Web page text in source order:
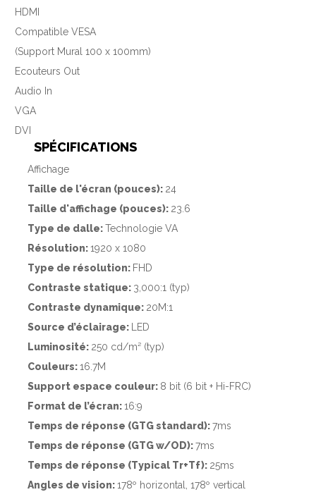
HDMI
Compatible VESA
(Support Mural 100 x 100mm)
Ecouteurs Out
Audio In
VGA
DVI
SPÉCIFICATIONS
Affichage
Taille de l'écran (pouces): 24
Taille d'affichage (pouces): 23.6
Type de dalle:Technologie VA
Résolution:1920 x 1080
Type de résolution: FHD
Contraste statique: 3,000:1 (typ)
Contraste dynamique: 20M:1
Source d’éclairage:
LED
Luminosité: 250 cd/m² (typ)
Couleurs:16.7M
Support espace couleur: 8 bit (6 bit + Hi-FRC)
Format de l’écran:16:9
Temps de réponse (GTG standard):7ms
Temps de réponse (GTG w/OD):7ms
Temps de réponse (Typical Tr+Tf): 25ms
Angles de vision:178º horizontal, 178º vertical